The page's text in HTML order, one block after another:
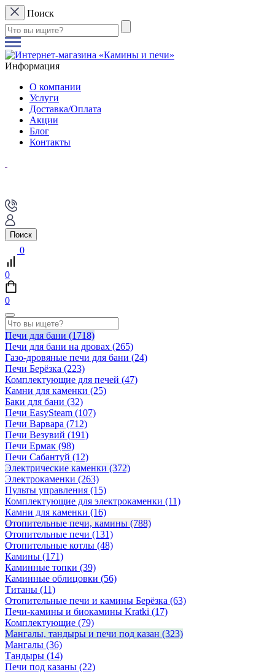
Поиск
Информация
О компании
Услуги
Доставка/Оплата
Акции
Блог
Контакты
Поиск
0
0
0
Печи для бани (1718)
Печи для бани на дровах (265)
Газо-дровяные печи для бани (24)
Печи Берёзка (223)
Комплектующие для печей (47)
Камни для каменки (25)
Баки для бани (32)
Печи EasySteam (107)
Печи Варвара (712)
Печи Везувий (191)
Печи Ермак (98)
Печи Сабантуй (12)
Электрические каменки (372)
Электрокаменки (263)
Пульты управления (15)
Комплектующие для электрокаменки (11)
Камни для каменки (16)
Отопительные печи, камины (788)
Отопительные печи (131)
Отопительные котлы (48)
Камины (171)
Каминные топки (39)
Каминные облицовки (56)
Титаны (11)
Отопительные печи и камины Берёзка (63)
Печи-камины и биокамины Kratki (17)
Комплектующие (79)
Мангалы, тандыры и печи под казан (323)
Мангалы (36)
Тандыры (14)
Печи под казаны (22)